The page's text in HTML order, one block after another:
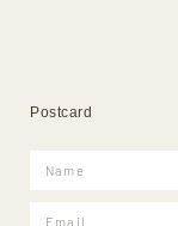
Postcard